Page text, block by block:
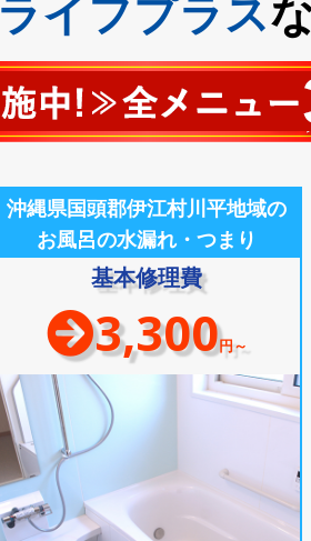
ライフプラス
沖縄県国頭郡伊江村川平地域の
お風呂の水漏れ・つまり
基本修理費
3,300円～